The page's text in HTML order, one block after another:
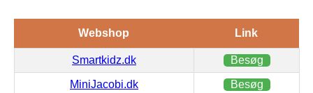
Webshop Link
Smartkidz.dk Besøg
MiniJacobi.dk Besøg